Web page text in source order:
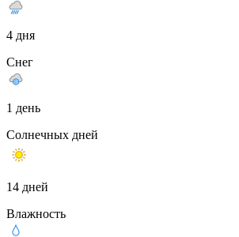
4 дня
Снег
1 день
Солнечных дней
14 дней
Влажность